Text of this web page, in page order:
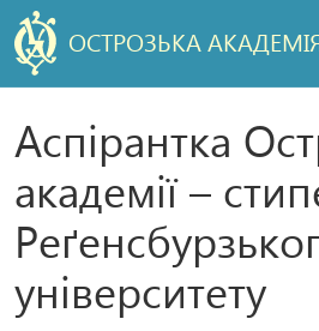
ОСТРОЗЬКА
Аспірантка
академії –
університету